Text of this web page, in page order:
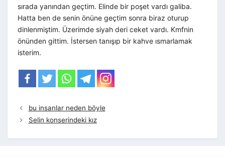
sırada yanından geçtim. Elinde bir poşet vardı galiba.
Hatta ben de senin önüne geçtim sonra biraz oturup
dinlenmiştim. Üzerimde siyah deri ceket vardı. Kmfnin
önünden gittim. İstersen tanışıp bir kahve ısmarlamak
isterim.
bu insanlar neden böyle
Selin konserindeki kız